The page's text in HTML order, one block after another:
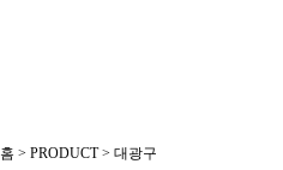
홈 > PRODUCT > 대광구